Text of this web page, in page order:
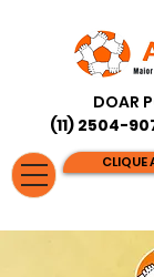
DOAR
(11) 2504-
CLIQUE